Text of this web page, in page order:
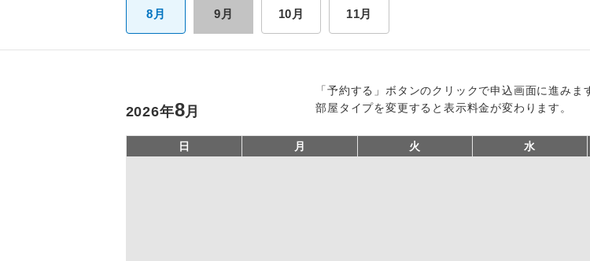
8月 9月 10月 11月
「予約する」ボタンのクリックで申込画面に進みま
部屋タイプを変更すると表示料金が変わります。
2026年8月
日 月 火 水